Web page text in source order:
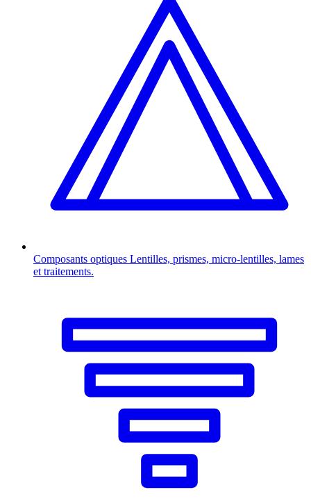
Composants optiques Lentilles, prismes, micro-lentilles, lames
et traitements.